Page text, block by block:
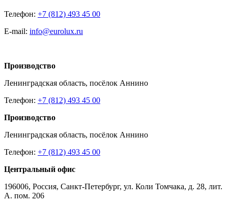
Телефон: +7 (812) 493 45 00
E-mail: info@eurolux.ru
Производство
Ленинградская область, посёлок Аннино
Телефон: +7 (812) 493 45 00
Производство
Ленинградская область, посёлок Аннино
Телефон: +7 (812) 493 45 00
Центральный офис
196006, Россия, Санкт-Петербург, ул. Коли Томчака, д. 28, лит.
А. пом. 206